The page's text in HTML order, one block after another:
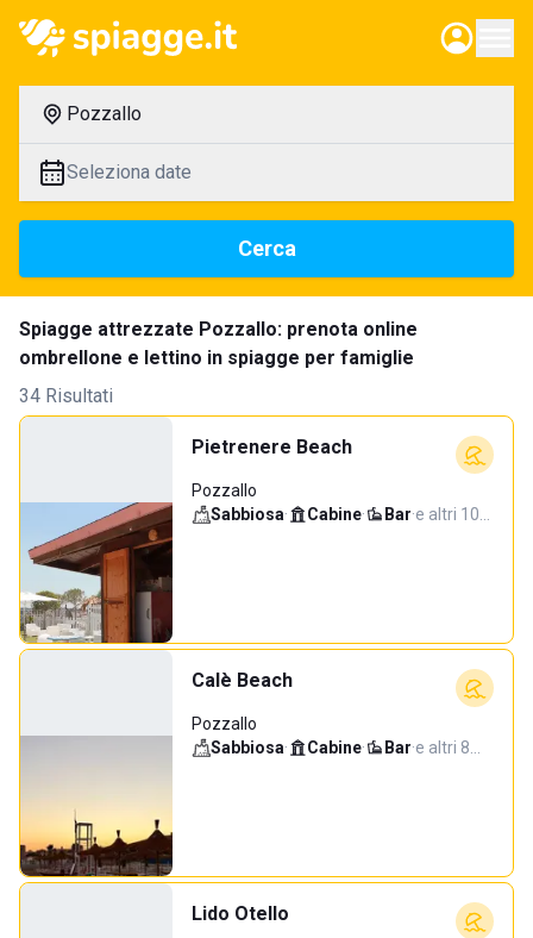
Pozzallo
Seleziona date
Cerca
Spiagge attrezzate Pozzallo: prenota online
ombrellone e lettino in spiagge per famiglie
34 Risultati
Pietrenere Beach
Pozzallo
Sabbiosa· Cabine· Bar·e altri 10…
Calè Beach
Pozzallo
Sabbiosa· Cabine· Bar·e altri 8…
Lido Otello